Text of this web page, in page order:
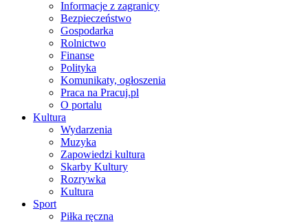
Informacje z zagranicy
Bezpieczeństwo
Gospodarka
Rolnictwo
Finanse
Polityka
Komunikaty, ogłoszenia
Praca na Pracuj.pl
O portalu
Kultura
Wydarzenia
Muzyka
Zapowiedzi kultura
Skarby Kultury
Rozrywka
Kultura
Sport
Piłka ręczna